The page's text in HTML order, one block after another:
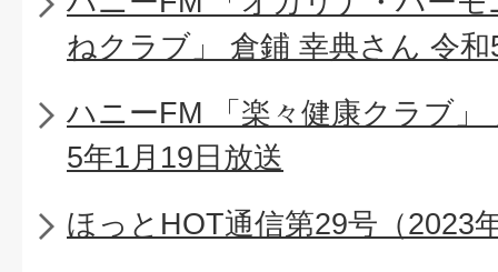
ねクラブ」 倉鋪 幸典さん 令
ハニーFM 「楽々健康クラブ
5年1月19日放送
ほっとHOT通信第29号（2023